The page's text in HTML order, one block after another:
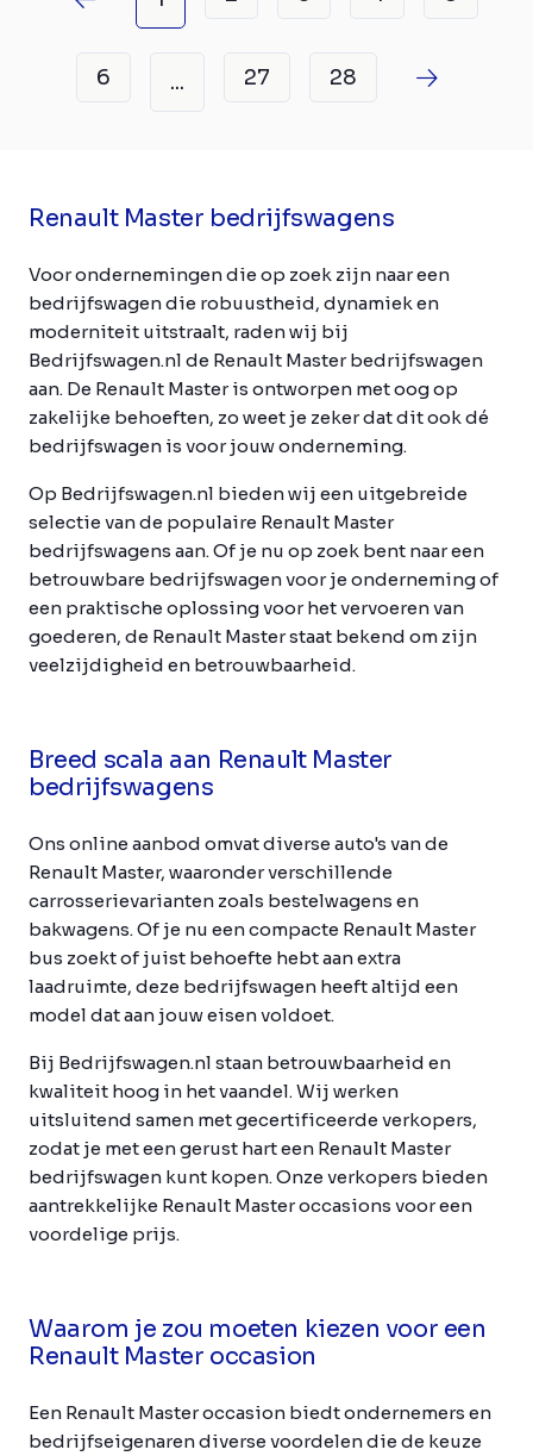
6 ... 27 28
Renault Master bedrijfswagens
Voor ondernemingen die op zoek zijn naar een
bedrijfswagen die robuustheid, dynamiek en
moderniteit uitstraalt, raden wij bij
Bedrijfswagen.nl de Renault Master bedrijfswagen
aan. De Renault Master is ontworpen met oog op
zakelijke behoeften, zo weet je zeker dat dit ook dé
bedrijfswagen is voor jouw onderneming.
Op Bedrijfswagen.nl bieden wij een uitgebreide
selectie van de populaire Renault Master
bedrijfswagens aan. Of je nu op zoek bent naar een
betrouwbare bedrijfswagen voor je onderneming of
een praktische oplossing voor het vervoeren van
goederen, de Renault Master staat bekend om zijn
veelzijdigheid en betrouwbaarheid.
Breed scala aan Renault Master
bedrijfswagens
Ons online aanbod omvat diverse auto's van de
Renault Master, waaronder verschillende
carrosserievarianten zoals bestelwagens en
bakwagens. Of je nu een compacte Renault Master
bus zoekt of juist behoefte hebt aan extra
laadruimte, deze bedrijfswagen heeft altijd een
model dat aan jouw eisen voldoet.
Bij Bedrijfswagen.nl staan betrouwbaarheid en
kwaliteit hoog in het vaandel. Wij werken
uitsluitend samen met gecertificeerde verkopers,
zodat je met een gerust hart een Renault Master
bedrijfswagen kunt kopen. Onze verkopers bieden
aantrekkelijke Renault Master occasions voor een
voordelige prijs.
Waarom je zou moeten kiezen voor een
Renault Master occasion
Een Renault Master occasion biedt ondernemers en
bedrijfseigenaren diverse voordelen die de keuze